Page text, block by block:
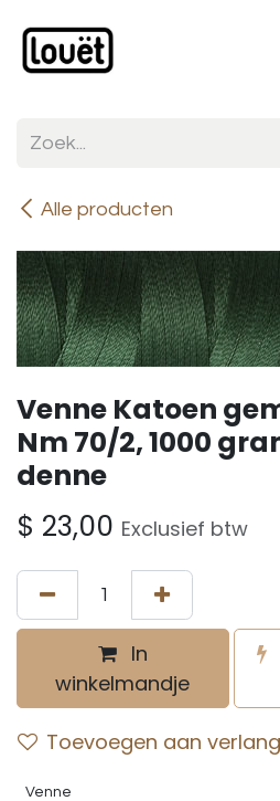
Alle producten
Venne Katoen
Nm 70/2, 1000
denne
$ 23,00 Exclusief btw
In
winkelmandje
Toevoegen aan
Venne